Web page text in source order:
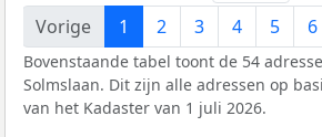
Vorige
1 2 3 4 5 6
Bovenstaande tabel toont de 54
Solmslaan. Dit zijn alle adressen op
van het Kadaster van 1 juli 2026.